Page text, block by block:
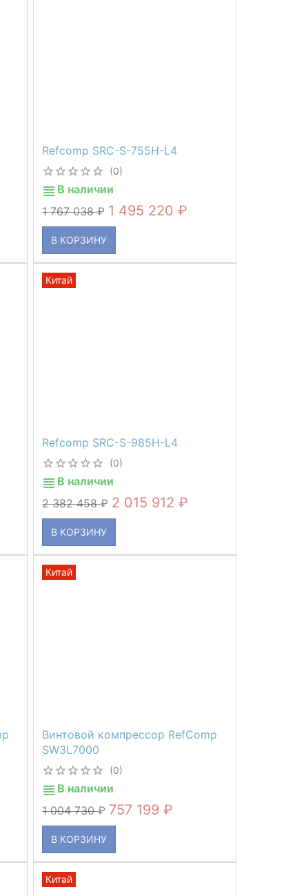
Refcomp SRC-S-755H-L4
(0)
В наличии
1 767 038
1 495 220
В КОРЗИНУ
Refcomp SRC-S-985H-L4
(0)
В наличии
2 382 458
2 015 912
В КОРЗИНУ
Китай
Винтовой компрессор RefComp
SW3L7000
(0)
В наличии
1 004 730
757 199
В КОРЗИНУ
Китай
Китай